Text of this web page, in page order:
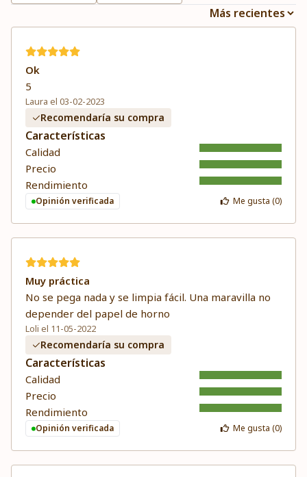
Ok
5
Laura el 03-02-2023
Recomendaría su compra
Características
Calidad
Precio
Rendimiento
Opinión verificada Me gusta (0)
Muy práctica
No se pega nada y se limpia fácil. Una maravilla no
depender del papel de horno
Loli el 11-05-2022
Recomendaría su compra
Características
Calidad
Precio
Rendimiento
Opinión verificada Me gusta (0)